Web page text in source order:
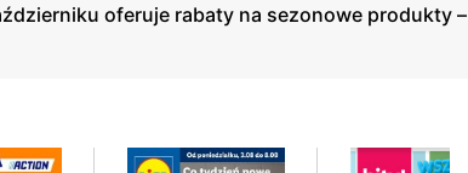
oferuje rabaty na sezonowe produkty –